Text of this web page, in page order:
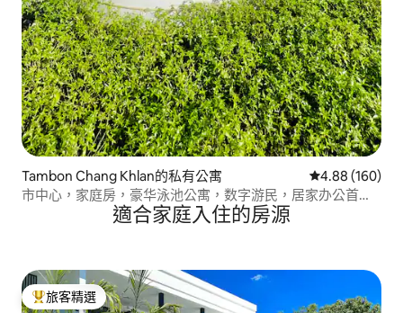
Tambon Chang Khlan的私有公寓 從 160 則評價
4.88 (160)
市中心，家庭房，豪华泳池公寓，数字游民，居家办公首
选，免费停车，高速WIFI適合家庭入住的房源
旅客精選榜首
旅客精選